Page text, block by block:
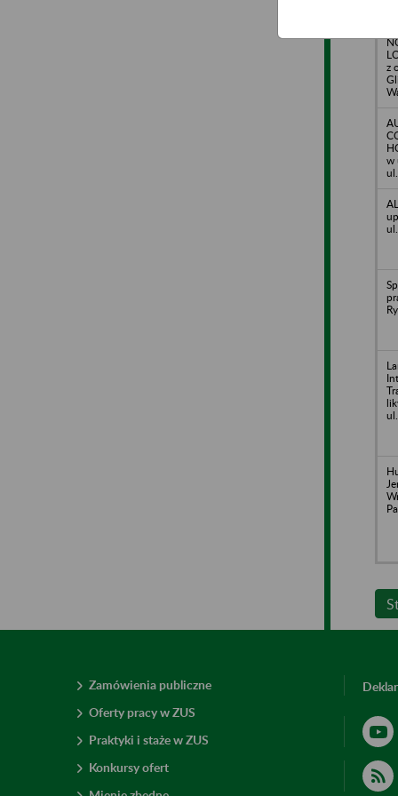
z
w
Zamówienia publiczne
Oferty pracy w ZUS
Praktyki i staże w ZUS
Konkursy ofert